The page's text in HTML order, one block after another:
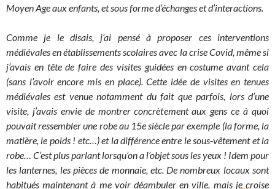
Moyen Age aux enfants, et sous forme d’échanges et d’interactions.
Comme je le disais,
j’ai pensé à proposer ces interventions
médiévales en établissements scolaires avec la crise Covid, même si
j’avais en tête de faire des visites guidées en costume avant cela
(sans l’avoir encore mis en place). Cette idée de visites en tenues
médiévales est venue notamment du fait que parfois, lors d’une
visite, j’avais envie de montrer concrètement aux gens ce à quoi
pouvait ressembler une robe au 15e siècle par exemple (la forme, la
matière, le poids ! etc…) et la différence entre le sous-vêtement et la
robe… C’est plus parlant lorsqu’on a l’objet sous les yeux ! Idem pour
les lanternes, les pièces de monnaie, etc. De nombreux locaux sont
habitués maintenant à me voir déambuler en ville, mais je croise